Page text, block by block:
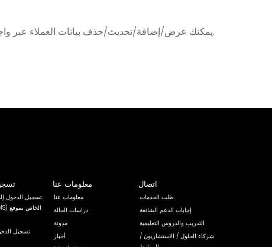
يمكنك عرض/إضافة/تحديث/حذف بيانات العملاء عبر واجهة برمجة التطبيقات سهلة الاستخدام. استخدم واجهة برمجة التطبيقات الخاصة بنا لدمج أي أنظمة أخرى ترغب في العمل معها.
تسجيل الدخول
تسجيل
معلومات عنا
معلومات عنا
دراسات الحالة
مدونة
أخبار
اتصال
طلب الخدمات
إجابات الدعم الشائعة
التدريب والدروس التعليمية
شركاء الحلول / الاستشاريون /